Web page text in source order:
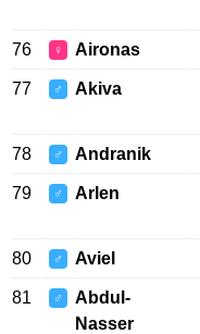
76 ♀ Aironas
77 ♂ Akiva
78 ♂ Andranik
79 ♂ Arlen
80 ♂ Aviel
81 ♂
Abdul-
Nasser